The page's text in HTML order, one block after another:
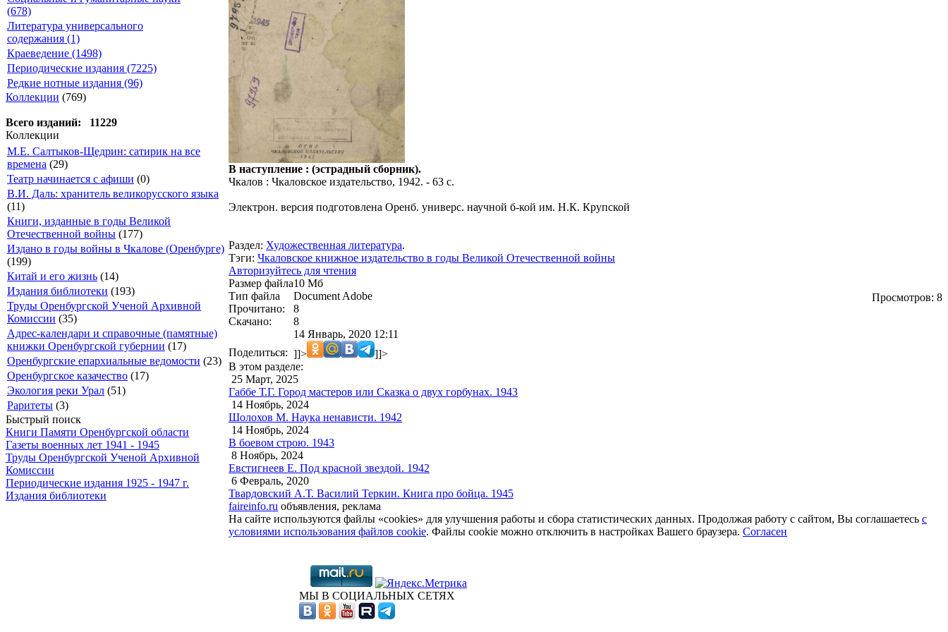
(678)
Литература универсального
содержания (1)
Краеведение (1498)
Периодические издания (7225)
Редкие нотные издания (96)
Коллекции (769)
Всего изданий: 11229
Коллекции
М.Е. Салтыков-Щедрин: сатирик на все
времена (29)
Театр начинается с афиши (0)
В.И. Даль: хранитель великорусского языка
(11)
Книги, изданные в годы Великой
Отечественной войны (177)
Издано в годы войны в Чкалове (Оренбурге)
(199)
Китай и его жизнь (14)
Издания библиотеки (193)
Труды Оренбургской Ученой Архивной
Комиссии (35)
Адрес-календари и справочные (памятные)
книжки Оренбургской губернии (17)
Оренбургские епархиальные ведомости (23)
Оренбургское казачество (17)
Экология реки Урал (51)
Раритеты (3)
Быстрый поиск
Книги Памяти Оренбургской области
Газеты военных лет 1941 - 1945
Труды Оренбургской Ученой Архивной
Комиссии
Периодические издания 1925 - 1947 г.
Издания библиотеки
В наступление : (эстрадный сборник).
Чкалов : Чкаловское издательство, 1942. - 63 с.
Электрон. версия подготовлена Оренб. универс. научной б-кой им. Н.К. Крупской
Раздел: Художественная литература.
Тэги: Чкаловское книжное издательство в годы Великой Отечественной войны
Авторизуйтесь для чтения
Просмотров: 8
Размер файла10 Мб
Тип файла
Document Adobe
Прочитано:
8
Скачано:
8
14 Январь, 2020 12:11
Поделиться: ]]>
]]>
В этом разделе:
25 Март, 2025
Габбе Т.Г. Город мастеров или Сказка о двух горбунах. 1943
14 Ноябрь, 2024
Шолохов М. Наука ненависти. 1942
14 Ноябрь, 2024
В боевом строю. 1943
8 Ноябрь, 2024
Евстигнеев Е. Под красной звездой. 1942
6 Февраль, 2020
Твардовский А.Т. Василий Теркин. Книга про бойца. 1945
faireinfo.ru объявления, реклама
На сайте используются файлы «cookies» для улучшения работы и сбора статистических данных. Продолжая работу с сайтом, Вы соглашаетесь с
условиями использования файлов cookie. Файлы cookie можно отключить в настройках Вашего браузера. Согласен
МЫ В СОЦИАЛЬНЫХ СЕТЯХ